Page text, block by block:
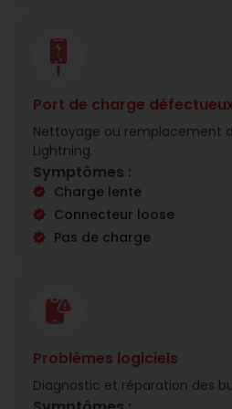
Port de charge
Nettoyage ou remplacement
Lightning.
Symptômes :
Charge lente
Connecteur loose
Pas de charge
Problèmes logiciels
Diagnostic et réparation des